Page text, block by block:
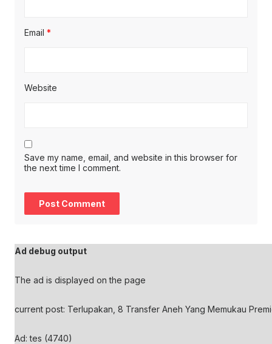
Email *
Website
Save my name, email, and website in this browser for
the next time I comment.
Ad debug output
The ad is displayed on the page
current post: Terlupakan, 8 Transfer Aneh Yang Memukau
Ad: tes (4740)